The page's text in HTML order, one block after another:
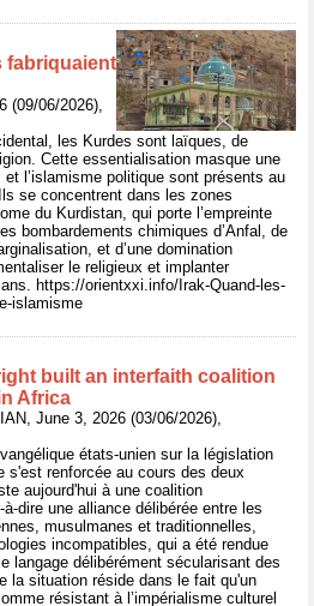
fabriquaient
(09/06/2026),
les Kurdes sont laïques, de
Cette essentialisation masque une
l’islamisme politique sont présents au
se concentrent dans les zones
du Kurdistan, qui porte l’empreinte
bombardements chimiques d’Anfal, de
et d’une domination
le religieux et implanter
https://orientxxi.info/Irak-Quand-les-
islamisme
built an interfaith coalition
Africa
June 3, 2026 (03/06/2026),
états-unien sur la législation
s'est renforcée au cours des deux
aujourd'hui à une coalition
dire une alliance délibérée entre les
musulmanes et traditionnelles,
incompatibles, qui a été rendue
langage délibérément sécularisant des
la situation réside dans le fait qu'un
résistant à l’impérialisme culturel